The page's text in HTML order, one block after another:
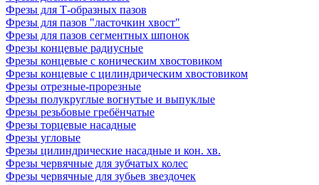
Фрезы для Т-образных пазов
Фрезы для пазов "ласточкин хвост"
Фрезы для пазов сегментных шпонок
Фрезы концевые радиусные
Фрезы концевые с коническим хвостовиком
Фрезы концевые с цилиндрическим хвостовиком
Фрезы отрезные-прорезные
Фрезы полукруглые вогнутые и выпуклые
Фрезы резьбовые гребёнчатые
Фрезы торцевые насадные
Фрезы угловые
Фрезы цилиндрические насадные и кон. хв.
Фрезы червячные для зубчатых колес
Фрезы червячные для зубьев звездочек